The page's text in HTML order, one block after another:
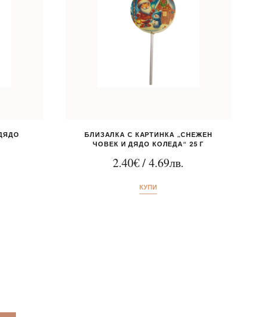
БЛИЗАЛКА С КАРТИНКА „СНЕЖЕН
ЧОВЕК И ДЯДО КОЛЕДА“ 25 Г
2.40€/4.69лв.
КУПИ